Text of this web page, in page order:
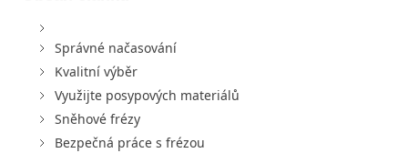
Správné načasování
Kvalitní výběr
Využijte posypových materiálů
Sněhové frézy
Bezpečná práce s frézou